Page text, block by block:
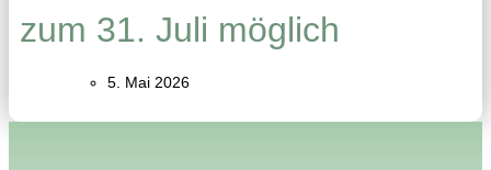
zum 31. Juli möglich
5. Mai 2026